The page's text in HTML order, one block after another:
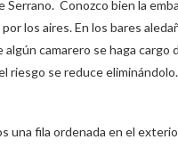
Conozco bien la
los aires. En los bares
camarero se haga
riesgo se reduce
una fila ordenada en el